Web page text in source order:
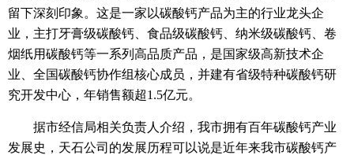
留下深刻印象。这是一家以碳酸钙产品为主的行业龙头企
业，主打牙膏级碳酸钙、食品级碳酸钙、纳米级碳酸钙、卷
烟纸用碳酸钙等一系列高品质产品，是国家级高新技术企
业、全国碳酸钙协作组核心成员，并建有省级特种碳酸钙研
究开发中心，年销售额超1.5亿元。
据市经信局相关负责人介绍，我市拥有百年碳酸钙产业
发展史，天石公司的发展历程可以说是近年来我市碳酸钙产